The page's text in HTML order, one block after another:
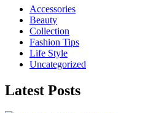
Accessories
Beauty
Collection
Fashion Tips
Life Style
Uncategorized
Latest Posts